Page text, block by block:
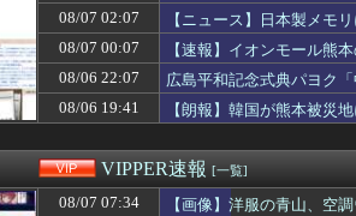
岡本和真の打率.229
侍戦士、井端を酷評「競馬の話以外は
【海外の反応】今永昇太のユーモアが全
【怒り】新婚で旦那の浮気発覚！ホテ
なぜ韓国にはキム姓が多いのか…韓国
UFOキャッチャーでお金を入れた瞬間
財務省のエース、左遷
ガルシア、たった2試合で去年1年間の
逮捕案件だろ 〜 パヨク「アジア人民
08/07 02:07
【ニュース】日本製メモ
08/07 00:07
【速報】イオンモール熊
08/06 22:07
広島平和記念式典パヨク
08/06 19:41
【朗報】韓国が熊本被災
VIPPER速報 [一覧]
08/07 07:34
【画像】洋服の青山、空